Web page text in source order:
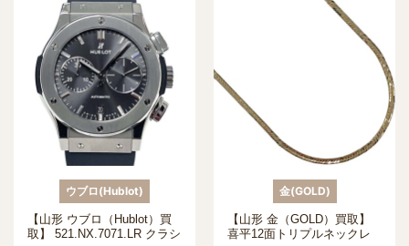
ウブロ(Hublot)
【山形 ウブロ（Hublot）買
取】 521.NX.7071.LR クラシ
金(GOLD)
【山形 金（GOLD）買取】
喜平12面トリプルネックレ